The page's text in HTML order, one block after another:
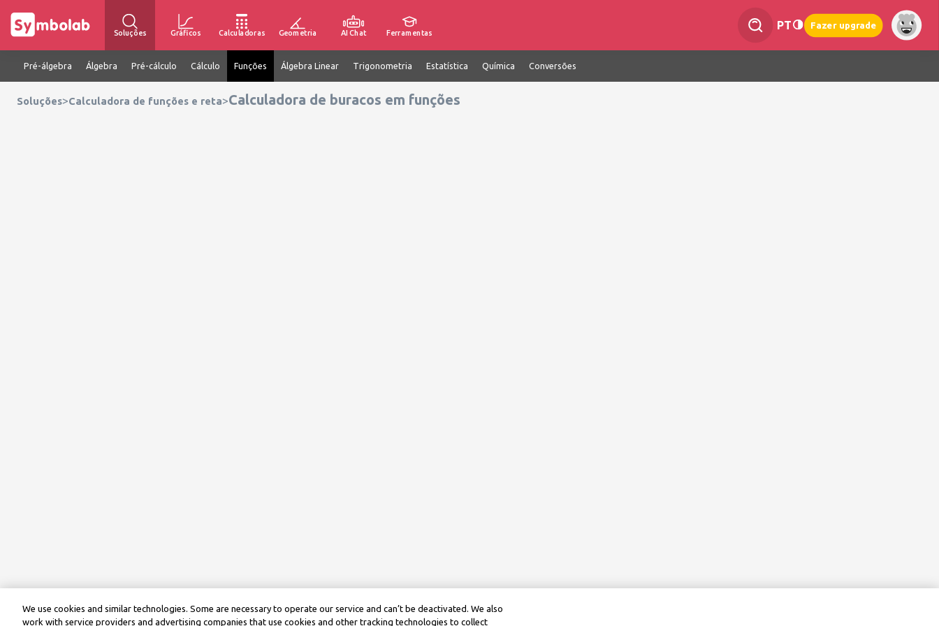
Soluções Gráficos Calculadoras Geometria AI Chat Ferramentas
PT Fazer upgrade
Pré-álgebra Álgebra Pré-cálculo Cálculo Funções Álgebra Linear Trigonometria Estatística Química Conversões
Soluções>Calculadora de funções e reta>Calculadora de buracos em funções
We use cookies and similar technologies. Some are necessary to operate our service and can’t be deactivated. We also
work with service providers and advertising companies that use cookies and other tracking technologies to collect